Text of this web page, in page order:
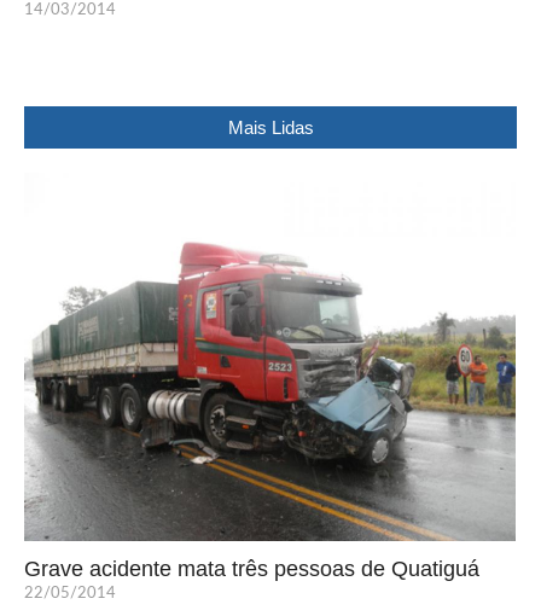
14/03/2014
Mais Lidas
Grave acidente mata três pessoas de Quatiguá
22/05/2014